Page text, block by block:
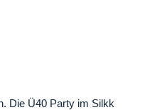
Die Ü40 Party im Silkk